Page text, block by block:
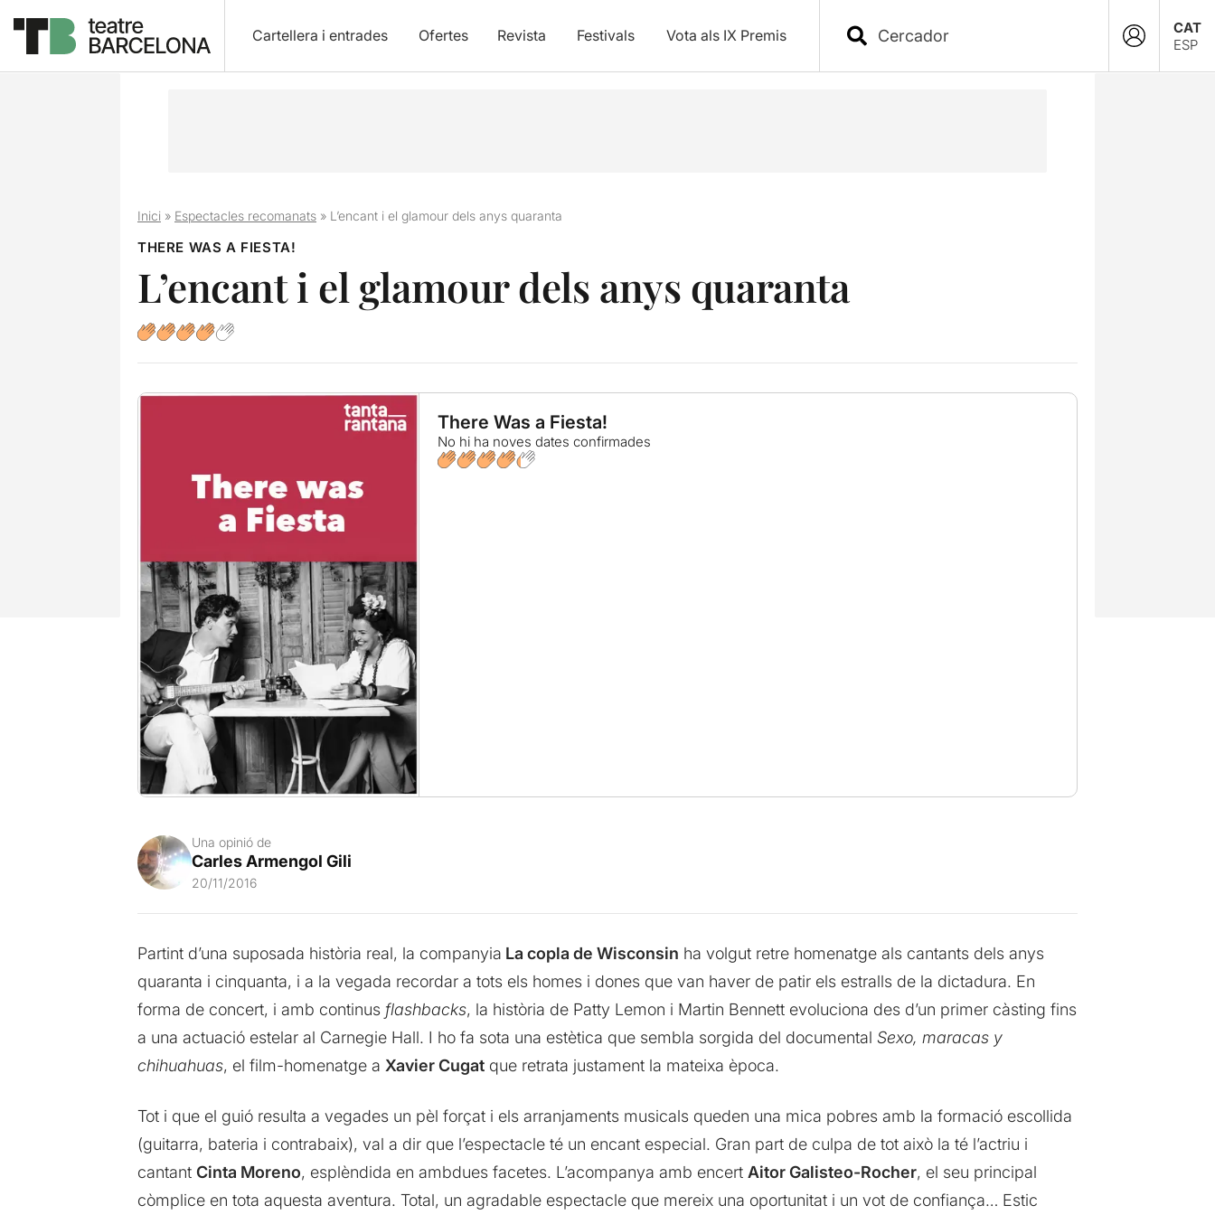
Cartellera i entrades Ofertes Revista Festivals Vota als IX Premis
CAT
ESP
Inici» Espectacles recomanats» L’encant i el glamour dels anys quaranta
THERE WAS A FIESTA!
L’encant i el glamour dels anys quaranta
There Was a Fiesta!
No hi ha noves dates confirmades
Una opinió de
Carles Armengol Gili
20/11/2016
Partint d’una suposada història real, la companyia La copla de Wisconsin ha volgut retre homenatge als cantants dels anys
quaranta i cinquanta, i a la vegada recordar a tots els homes i dones que van haver de patir els estralls de la dictadura. En
forma de concert, i amb continus flashbacks, la història de Patty Lemon i Martin Bennett evoluciona des d’un primer càsting fins
a una actuació estelar al Carnegie Hall. I ho fa sota una estètica que sembla sorgida del documental Sexo, maracas y
chihuahuas, el film-homenatge a Xavier Cugatque retrata justament la mateixa època.
Tot i que el guió resulta a vegades un pèl forçat i els arranjaments musicals queden una mica pobres amb la formació escollida
(guitarra, bateria i contrabaix), val a dir que l’espectacle té un encant especial. Gran part de culpa de tot això la té l’actriu i
cantant Cinta Moreno, esplèndida en ambdues facetes. L’acompanya amb encert Aitor Galisteo-Rocher, el seu principal
còmplice en tota aquesta aventura. Total, un agradable espectacle que mereix una oportunitat i un vot de confiança… Estic